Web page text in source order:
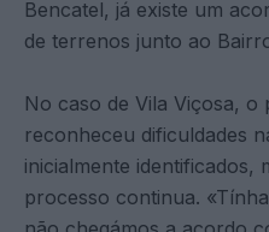
Bencatel, já existe um
de terrenos junto ao
No caso de Vila Viçosa, o
reconheceu dificuldades
inicialmente identificados,
processo continua.